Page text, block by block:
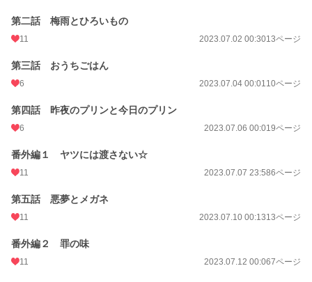
月間ポイント 7 pt (2,324 位)
年間ポイント
累計ポイント 21,444 pt (1,218 位)
第二話 梅雨とひろいもの
11 2023.07.02 00:3013ページ
第三話 おうちごはん
6 2023.07.04 00:0110ページ
第四話 昨夜のプリンと今日のプリン
6 2023.07.06 00:019ページ
番外編１ ヤツには渡さない☆
11 2023.07.07 23:586ページ
第五話 悪夢とメガネ
11 2023.07.10 00:1313ページ
番外編２ 罪の味
11 2023.07.12 00:067ページ